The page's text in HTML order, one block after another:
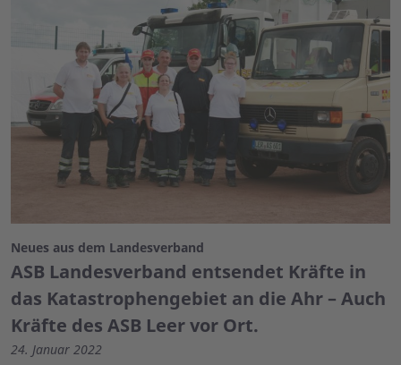
Neues aus dem Landesverband
ASB Landesverband entsendet Kräfte in
das Katastrophengebiet an die Ahr – Auch
Kräfte des ASB Leer vor Ort.
24. Januar 2022